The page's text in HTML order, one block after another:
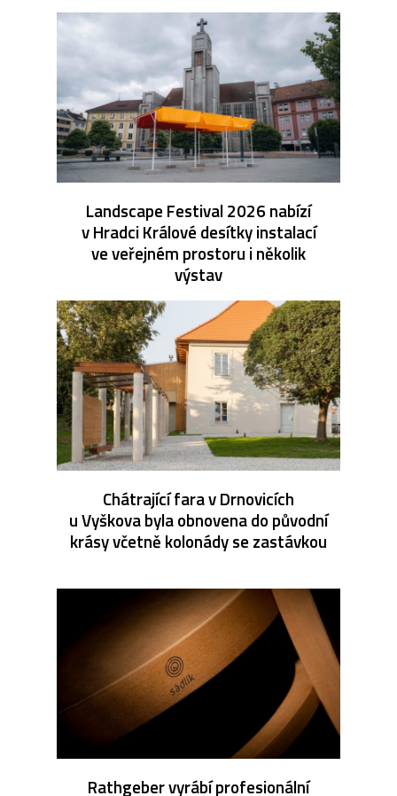
Landscape Festival 2026 nabízí
v Hradci Králové desítky instalací
ve veřejném prostoru i několik
výstav
Chátrající fara v Drnovicích
u Vyškova byla obnovena do původní
krásy včetně kolonády se zastávkou
Rathgeber vyrábí profesionální